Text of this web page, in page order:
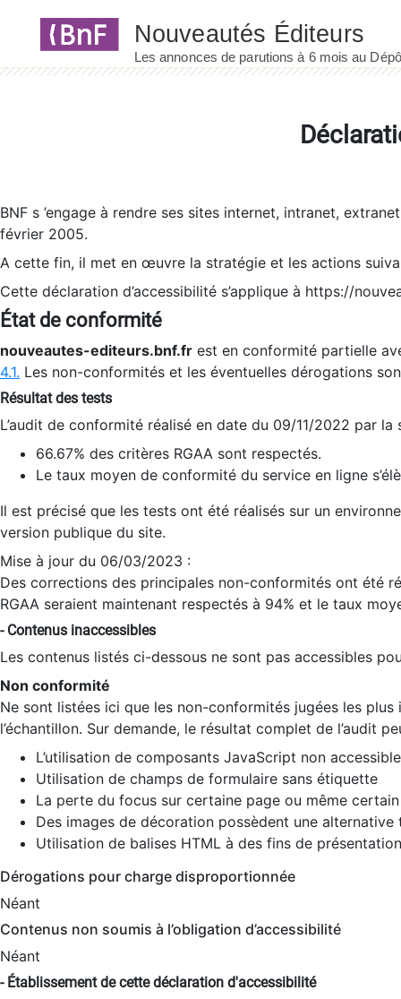
BNF s ’engage à rendre ses sites internet, intranet,
février 2005.
A cette fin, il met en œuvre la stratégie et les actions
Cette déclaration d’accessibilité s’applique à https://
État de conformité
nouveautes-editeurs.bnf.fr est en conformité partielle
4.1. Les non-conformités et les éventuelles dérogations
Résultat des tests
L’audit de conformité réalisé en date du 09/11/2022 par
66.67% des critères RGAA sont respectés.
Le taux moyen de conformité du service en ligne
Il est précisé que les tests ont été réalisés sur un
version publique du site.
Mise à jour du 06/03/2023 :
Des corrections des principales non-conformités ont été
RGAA seraient maintenant respectés à 94% et le taux
- Contenus inaccessibles
Les contenus listés ci-dessous ne sont pas accessibles
Non conformité
Ne sont listées ici que les non-conformités jugées les
l’échantillon. Sur demande, le résultat complet de l’audit
L’utilisation de composants JavaScript non
Utilisation de champs de formulaire sans étiquette
La perte du focus sur certaine page ou même
Des images de décoration possèdent une alternative
Utilisation de balises HTML à des fins de
Dérogations pour charge disproportionnée
Néant
Contenus non soumis à l’obligation d’accessibilité
Néant
- Établissement de cette déclaration d'accessibilité